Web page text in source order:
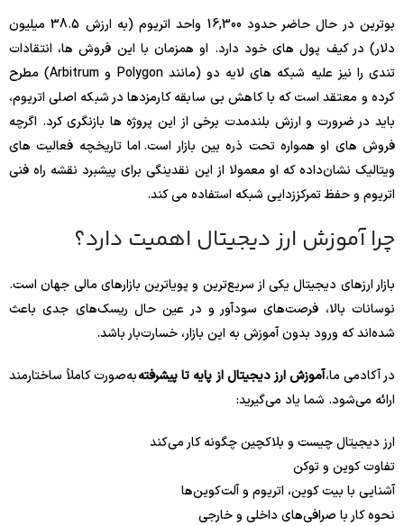
بوترین در حال حاضر حدود 16,300 واحد اتریوم (به ارزش 38.5 میلیون
دلار) در کیف پول های خود دارد. او همزمان با این فروش ها، انتقادات
تندی را نیز علیه شبکه های لایه دو (مانند Polygon و Arbitrum) مطرح
کرده و معتقد است که با کاهش بی سابقه کارمزدها در شبکه اصلی اتریوم،
باید در ضرورت و ارزش بلندمدت برخی از این پروژه ها بازنگری کرد. اگرچه
فروش های او همواره تحت ذره بین بازار است. اما تاریخچه فعالیت های
ویتالیک نشان‌داده که او معمولا از این نقدینگی برای پیشبرد نقشه راه فنی
اتریوم و حفظ تمرکززدایی شبکه استفاده می کند.
چرا آموزش ارز دیجیتال اهمیت دارد؟
بازار ارزهای دیجیتال یکی از سریع‌ترین و پویاترین بازارهای مالی جهان است.
نوسانات بالا، فرصت‌های سودآور و در عین حال ریسک‌های جدی باعث
شده‌اند که ورود بدون آموزش به این بازار، خسارت‌بار باشد.
در آکادمی ما،آموزش ارز دیجیتال از پایه تا پیشرفتهبه‌صورت کاملاً ساختارمند
ارائه می‌شود. شما یاد می‌گیرید:
ارز دیجیتال چیست و بلاکچین چگونه کار می‌کند
تفاوت کوین و توکن
آشنایی با بیت کوین، اتریوم و آلت‌کوین‌ها
نحوه کار با صرافی‌های داخلی و خارجی